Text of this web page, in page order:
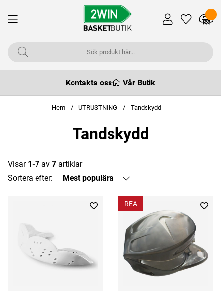
Kontakta oss Vår Butik
Hem UTRUSTNING Tandskydd
Tandskydd
Visar 1-7 av 7 artiklar
Sortera efter:
Mest populära
REA